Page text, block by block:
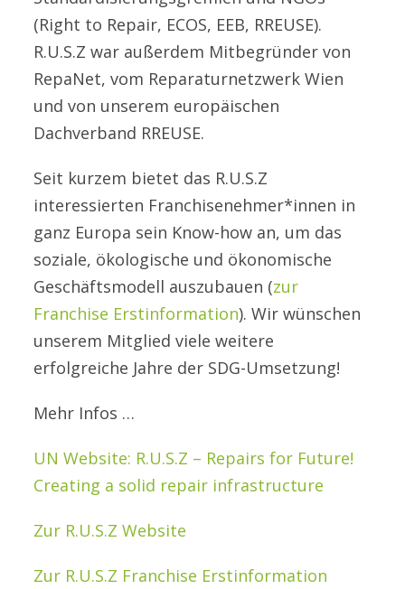
(Right to Repair, ECOS, EEB, RREUSE).
R.U.S.Z war außerdem Mitbegründer von
RepaNet, vom Reparaturnetzwerk Wien
und von unserem europäischen
Dachverband RREUSE.
Seit kurzem bietet das R.U.S.Z
interessierten Franchisenehmer*innen in
ganz Europa sein Know-how an, um das
soziale, ökologische und ökonomische
Geschäftsmodell auszubauen (zur
Franchise Erstinformation). Wir wünschen
unserem Mitglied viele weitere
erfolgreiche Jahre der SDG-Umsetzung!
Mehr Infos …
UN Website: R.U.S.Z – Repairs for Future!
Creating a solid repair infrastructure
Zur R.U.S.Z Website
Zur R.U.S.Z Franchise Erstinformation